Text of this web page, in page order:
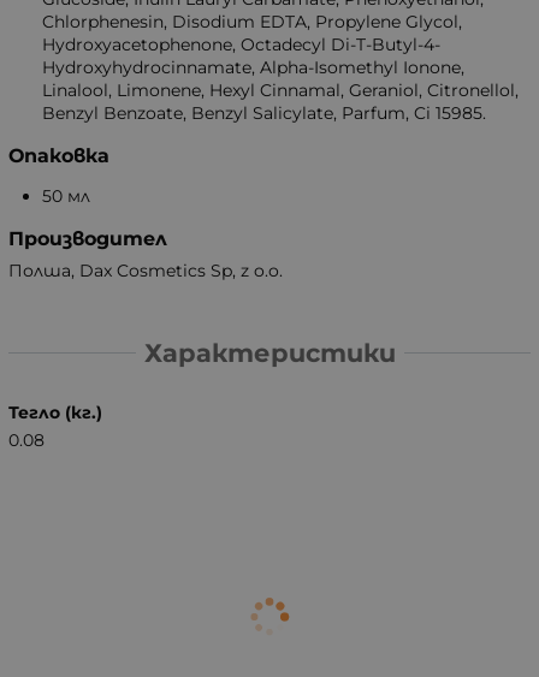
Chlorphenesin, Disodium EDTA, Propylene Glycol,
Hydroxyacetophenone, Octadecyl Di-T-Butyl-4-
Hydroxyhydrocinnamate, Alpha-Isomethyl Ionone,
Linalool, Limonene, Hexyl Cinnamal, Geraniol, Citronellol,
Benzyl Benzoate, Benzyl Salicylate, Parfum, Ci 15985.
Опаковка
50 мл
Производител
Полша, Dax Cosmetics Sp, z o.o.
Характеристики
Тегло (кг.)
0.08